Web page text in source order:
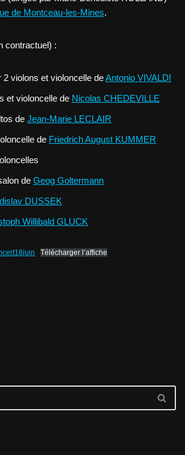
de Montceau-les-Mines.
contractuel) :
2 violons et violoncelle deAntonio VIVALDI
et violoncelle de Nicolas CHEDEVILLE
de Jean-Marie LECLAIR
de Friedrich August KUMMER
de Geog Goltermann
DUSSEK
Willibald GLUCK
Télécharger l’affiche